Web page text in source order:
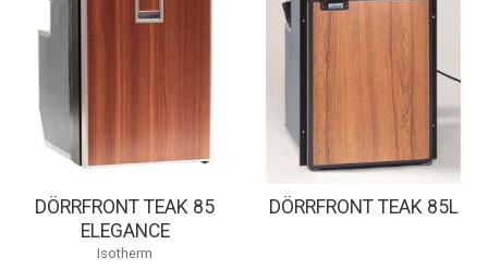
DÖRRFRONT TEAK 85
ELEGANCE
Isotherm
DÖRRFRONT TEAK 85L